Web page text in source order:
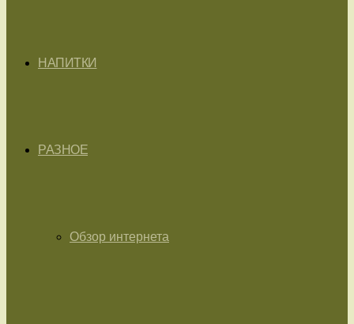
НАПИТКИ
РАЗНОЕ
Обзор интернета